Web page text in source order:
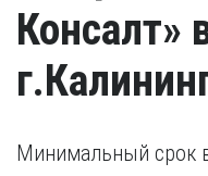
Консалт»
Минимальный срок